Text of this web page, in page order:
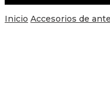
Inicio Accesorios de